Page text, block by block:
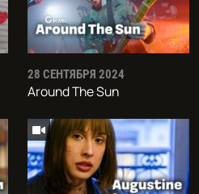
28 СЕНТЯБРЯ 2024
Around The Sun